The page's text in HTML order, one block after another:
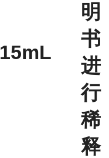
15mL
明
书
进
行
稀
释